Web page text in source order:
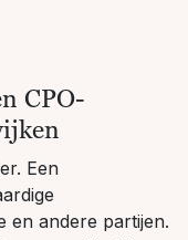
CPO-
Een
en andere partijen.